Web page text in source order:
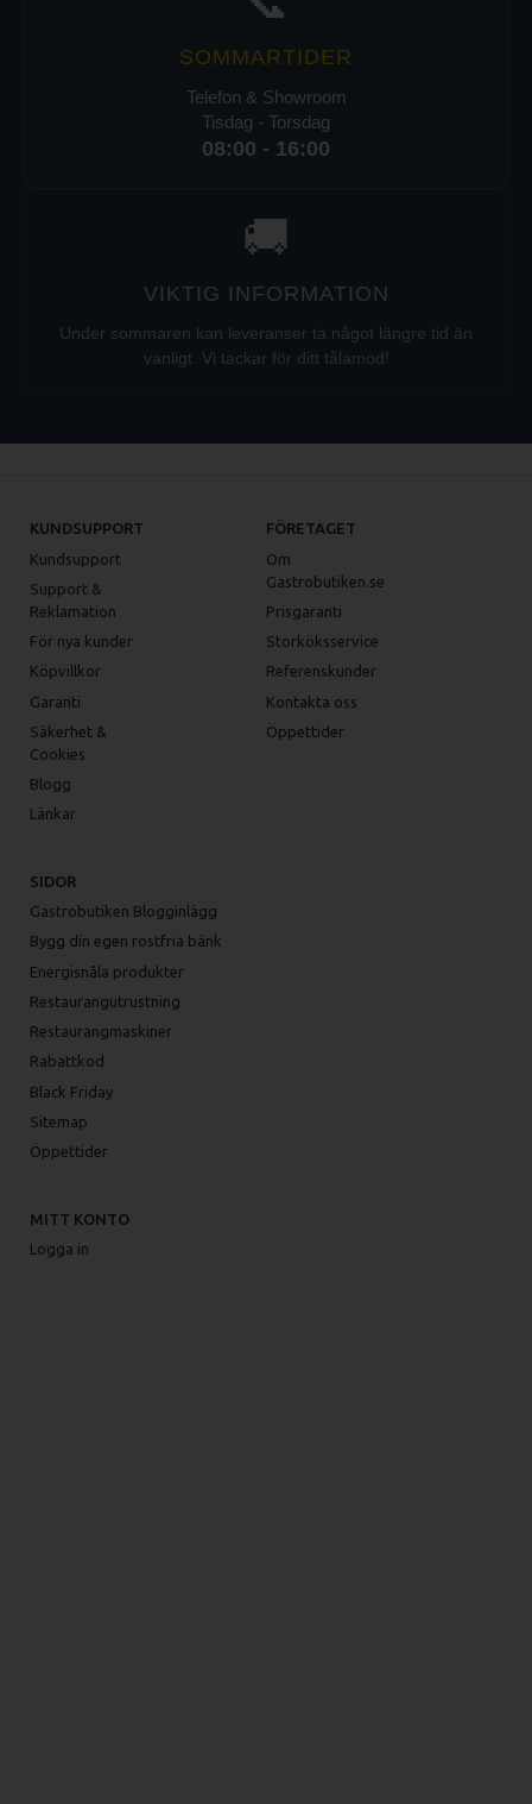
SOMMARTIDER
Telefon & Showroom
Tisdag - Torsdag
08:00 - 16:00
🚚
VIKTIG INFORMATION
Under sommaren kan leveranser ta något längre tid än
vanligt. Vi tackar för ditt tålamod!
KUNDSUPPORT
Kundsupport
Support &
Reklamation
För nya kunder
Köpvillkor
Garanti
Säkerhet &
Cookies
Blogg
Länkar
FÖRETAGET
Om
Gastrobutiken.se
Prisgaranti
Storköksservice
Referenskunder
Kontakta oss
Öppettider
SIDOR
Gastrobutiken Blogginlägg
Bygg din egen rostfria bänk
Energisnåla produkter
Restaurangutrustning
Restaurangmaskiner
Rabattkod
Black Friday
Sitemap
Öppettider
MITT KONTO
Logga in